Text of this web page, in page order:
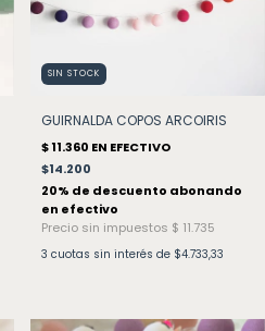
SIN STOCK
GUIRNALDA COPOS ARCOIRIS
$14.200
3 cuotas sin interés de $4.733,33